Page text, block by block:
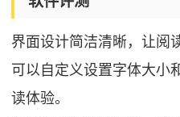
界面设计简洁清晰，让阅
可以自定义设置字体大小
读体验。